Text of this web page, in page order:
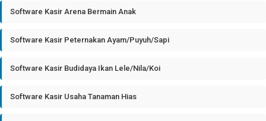
Software Kasir Arena Bermain Anak
Software Kasir Peternakan Ayam/Puyuh/Sapi
Software Kasir Budidaya Ikan Lele/Nila/Koi
Software Kasir Usaha Tanaman Hias